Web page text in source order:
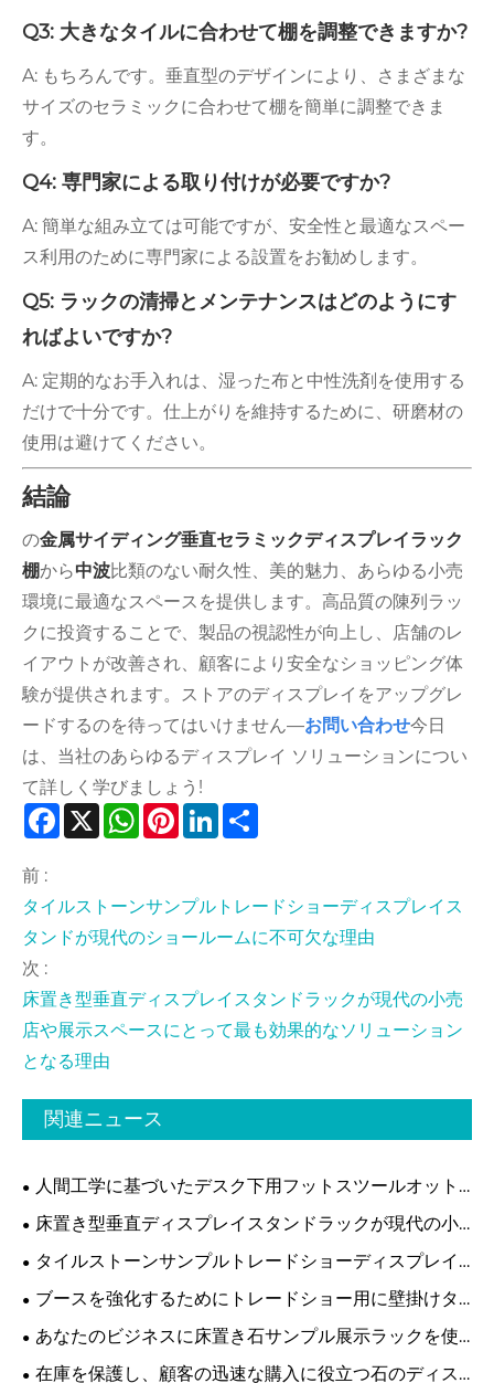
Q3: 大きなタイルに合わせて棚を調整できますか?
A: もちろんです。垂直型のデザインにより、さまざまな
サイズのセラミックに合わせて棚を簡単に調整できま
す。
Q4: 専門家による取り付けが必要ですか?
A: 簡単な組み立ては可能ですが、安全性と最適なスペー
ス利用のために専門家による設置をお勧めします。
Q5: ラックの清掃とメンテナンスはどのようにす
ればよいですか?
A: 定期的なお手入れは、湿った布と中性洗剤を使用する
だけで十分です。仕上がりを維持するために、研磨材の
使用は避けてください。
結論
の金属サイディング垂直セラミックディスプレイラック
棚から中波比類のない耐久性、美的魅力、あらゆる小売
環境に最適なスペースを提供します。高品質の陳列ラッ
クに投資することで、製品の視認性が向上し、店舗のレ
イアウトが改善され、顧客により安全なショッピング体
験が提供されます。ストアのディスプレイをアップグレ
ードするのを待ってはいけません—お問い合わせ今日
は、当社のあらゆるディスプレイ ソリューションについ
て詳しく学びましょう!
Facebook
X WhatsApp
PinterestLinkedIn
前 :
タイルストーンサンプルトレードショーディスプレイス
タンドが現代のショールームに不可欠な理由
次 :
床置き型垂直ディスプレイスタンドラックが現代の小売
店や展示スペースにとって最も効果的なソリューション
となる理由
関連ニュース
人間工学に基づいたデスク下用フットスツールオット
マンが現代のオフィスの快適さに欠かせない理由
床置き型垂直ディスプレイスタンドラックが現代の小
売店や展示スペースにとって最も効果的なソリューショ
ンとなる理由
タイルストーンサンプルトレードショーディスプレイ
スタンドが現代のショールームに不可欠な理由
ブースを強化するためにトレードショー用に壁掛けタ
イルディスプレイラックを選択する理由
あなたのビジネスに床置き石サンプル展示ラックを使
用する利点は何ですか?
在庫を保護し、顧客の迅速な購入に役立つ石のディス